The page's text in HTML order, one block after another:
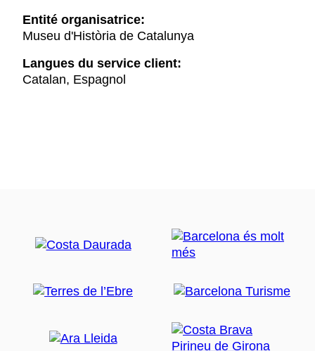
Entité organisatrice:
Museu d'Història de Catalunya
Langues du service client:
Catalan, Espagnol